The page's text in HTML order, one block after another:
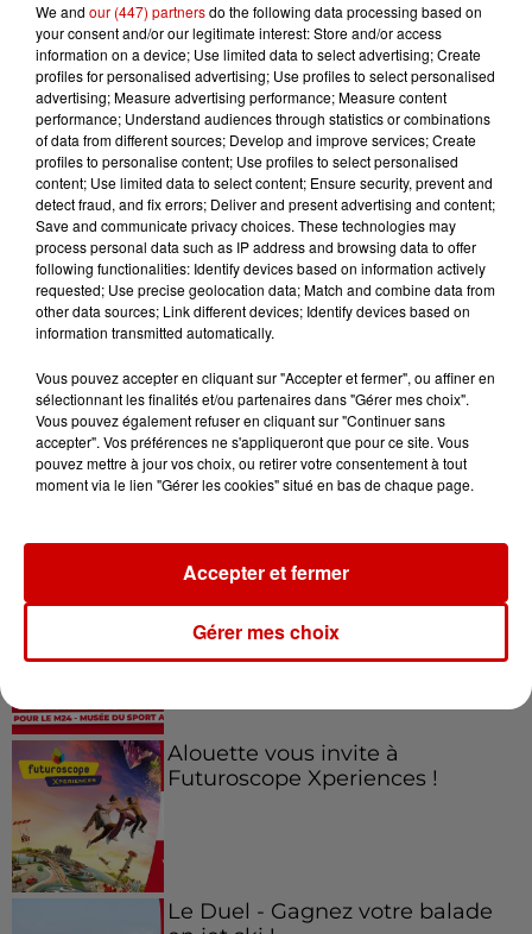
5 août 2026
"Attention au démarchage
abusif" : la préfecture de la
Gironde...
5 août 2026
À LA UNE : incendie à La
Rochelle, mégaferme de
saumons et succès...
Jeux Voir plus
Gagnez vos places pour le
Festival du Roi Arthur 2026 !
Musée du Sport Automobile au
Mans !
Alouette vous invite à
Futuroscope Xperiences !
Le Duel - Gagnez votre balade
We and our (447) partnersdo the following data processing based on
your consent and/or our legitimate interest: Store and/or access
information on a device; Use limited data to select advertising; Create
profiles for personalised advertising; Use profiles to select personalised
advertising; Measure advertising performance; Measure content
performance; Understand audiences through statistics or combinations
of data from different sources; Develop and improve services; Create
profiles to personalise content; Use profiles to select personalised
content; Use limited data to select content; Ensure security, prevent and
detect fraud, and fix errors; Deliver and present advertising and content;
Save and communicate privacy choices. These technologies may
process personal data such as IP address and browsing data to offer
following functionalities: Identify devices based on information actively
requested; Use precise geolocation data; Match and combine data from
other data sources; Link different devices; Identify devices based on
information transmitted automatically.
Vous pouvez accepter en cliquant sur "Accepter et fermer", ou affiner en
sélectionnant les finalités et/ou partenaires dans "Gérer mes choix".
Vous pouvez également refuser en cliquant sur "Continuer sans
accepter". Vos préférences ne s'appliqueront que pour ce site. Vous
pouvez mettre à jour vos choix, ou retirer votre consentement à tout
moment via le lien "Gérer les cookies" situé en bas de chaque page.
Gérer mes choix
Accepter et fermer